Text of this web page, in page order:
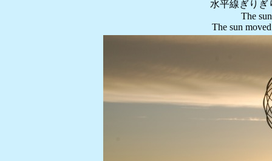
水平線ぎり
The
The sun